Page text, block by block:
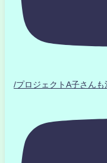
/プロジェクトA子さん